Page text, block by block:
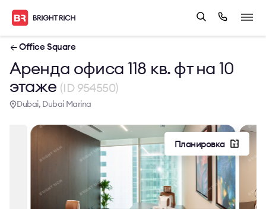
← Office Square
Аренда офиса 118 кв. фт на 10
этаже (ID 954550)
Dubai, Dubai Marina
Планировка